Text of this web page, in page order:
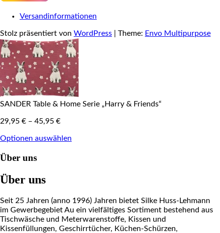
Versandinformationen
Stolz präsentiert von WordPress Theme: Envo Multipurpose
SANDER Table & Home Serie „Harry & Friends“
29,95 € – 45,95 €
Optionen auswählen
Über uns
Über uns
Seit 25 Jahren (anno 1996) Jahren bietet Silke Huss-Lehmann
im Gewerbegebiet Au ein vielfältiges Sortiment bestehend aus
Tischwäsche und Meterwarenstoffe, Kissen und
Kissenfüllungen, Geschirrtücher, Küchen-Schürzen,